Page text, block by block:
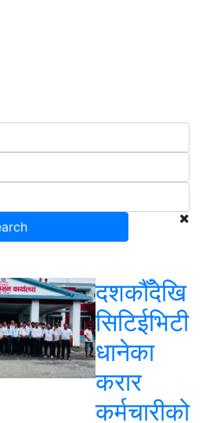
दशकौँदेखि
सिटिईभिटी
धानेका
करार
कर्मचारीको